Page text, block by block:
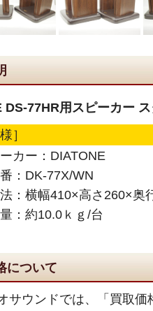
DS-77HR用スピーカー
］
ーカー：DIATONE
番：DK-77X/WN
法：横幅410×高さ260×奥
量：約10.0ｋｇ/台
について
サウンドでは、「買取